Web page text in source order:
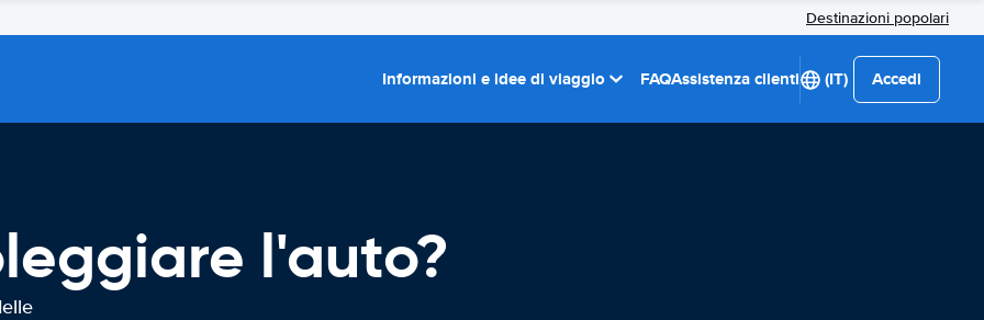
Destinazioni popolari
Informazioni e idee di viaggio FAQAssistenza clienti (IT) Accedi
l'auto?